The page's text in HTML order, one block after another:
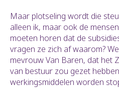
Maar plotseling wordt die
alleen ik, maar ook de
moeten horen dat de
vragen ze zich af waarom?
mevrouw Van Baren, dat het
van bestuur zou gezet
werkingsmiddelen worden